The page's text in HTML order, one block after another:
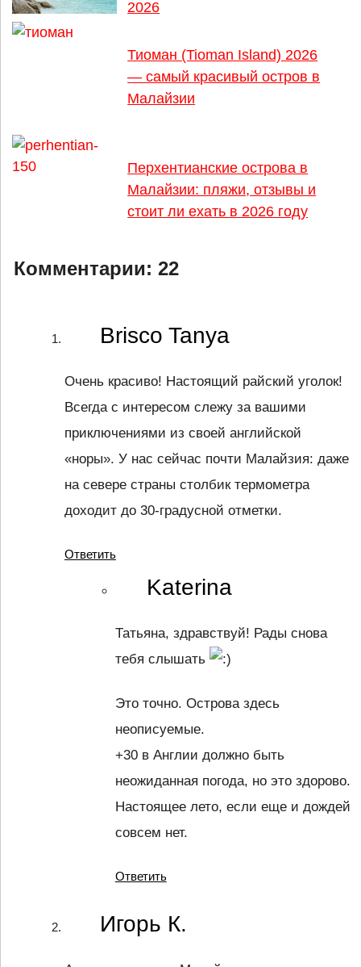
2026
Тиоман (Tioman Island) 2026
— самый красивый остров в
Малайзии
Перхентианские острова в
Малайзии: пляжи, отзывы и
стоит ли ехать в 2026 году
Комментарии:22
Brisco Tanya
Очень красиво! Настоящий райский уголок!
Всегда с интересом слежу за вашими
приключениями из своей английской
«норы». У нас сейчас почти Малайзия: даже
на севере страны столбик термометра
доходит до 30-градусной отметки.
Ответить
Katerina
Татьяна, здравствуй! Рады снова
тебя слышать
Это точно. Острова здесь
неописуемые.
+30 в Англии должно быть
неожиданная погода, но это здорово.
Настоящее лето, если еще и дождей
совсем нет.
Ответить
Игорь К.